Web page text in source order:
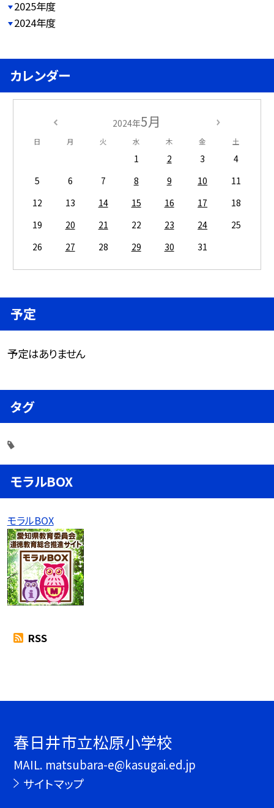
2025年度
2024年度
カレンダー
2024年5月
日 月 火 水 木 金 土
1 2 3
4
5
6 7 8 9 10
11
12
13 14 15 16 17
18
19
20 21 22 23 24
25
26
27 28 29 30 31
予定
予定はありません
タグ
モラルBOX
モラルBOX
RSS
春日井市立松原小学校
MAIL. matsubara-e@kasugai.ed.jp
サイトマップ